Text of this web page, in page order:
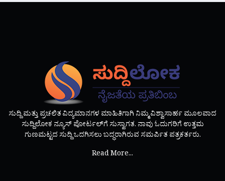
ಸುದ್ದಿ ಮತ್ತು ಪ್ರಚಲಿತ ವಿದ್ಯಮಾನಗಳ ಮಾಹಿತಿಗಾಗಿ ನಿಮ್ಮ ವಿಶ್ವಾಸಾರ್ಹ ಮೂಲವಾದ
ಸುದ್ದಿಲೋಕ ನ್ಯೂಸ್ ಪೋರ್ಟಲ್‌ಗೆ ಸುಸ್ವಾಗತ. ನಾವು ಓದುಗರಿಗೆ ಉತ್ತಮ
ಗುಣಮಟ್ಟದ ಸುದ್ದಿ ಒದಗಿಸಲು ಬದ್ಧರಾಗಿರುವ ಸಮರ್ಪಿತ ಪತ್ರಕರ್ತರು.
Read More...